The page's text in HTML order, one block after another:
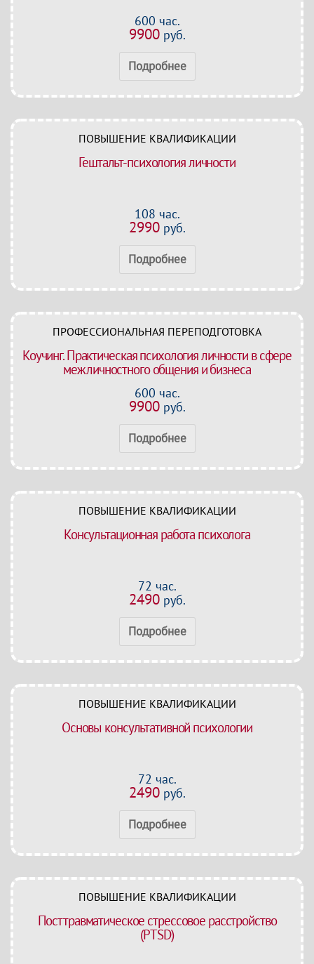
600 час.
9900руб.
Подробнее
ПОВЫШЕНИЕ КВАЛИФИКАЦИИ
Гештальт-психология личности
108 час.
2990руб.
Подробнее
ПРОФЕССИОНАЛЬНАЯ ПЕРЕПОДГОТОВКА
Коучинг. Практическая психология личности в сфере
межличностного общения и бизнеса
600 час.
9900руб.
Подробнее
ПОВЫШЕНИЕ КВАЛИФИКАЦИИ
Консультационная работа психолога
72 час.
2490руб.
Подробнее
ПОВЫШЕНИЕ КВАЛИФИКАЦИИ
Основы консультативной психологии
72 час.
2490руб.
Подробнее
ПОВЫШЕНИЕ КВАЛИФИКАЦИИ
Посттравматическое стрессовое расстройство
(PTSD)